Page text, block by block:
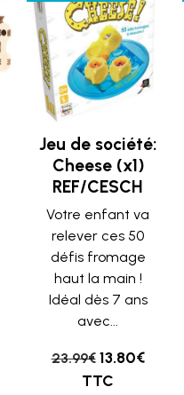
Jeu de société:
Cheese (x1)
REF/CESCH
Votre enfant va
relever ces 50
défis fromage
haut la main !
Idéal dès 7 ans
avec...
23.99€ 13.80€
TTC